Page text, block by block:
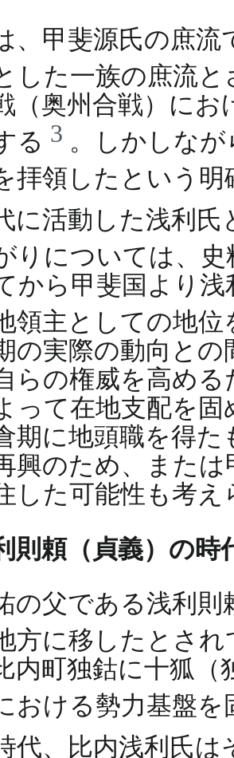
、甲斐源氏の庶
した一族の庶流と
（奥州合戦）に
る 3 。しかしな
拝領したという
に活動した浅利
りについては、
から甲斐国より
領主としての地
の実際の動向と
らの権威を高め
って在地支配を
期に地頭職を得
興のため、また
した可能性も考え
則頼（貞義）の時
の父である浅利則
方に移したとされ
内町独鈷に十狐（
おける勢力基盤を
代、比内浅利氏